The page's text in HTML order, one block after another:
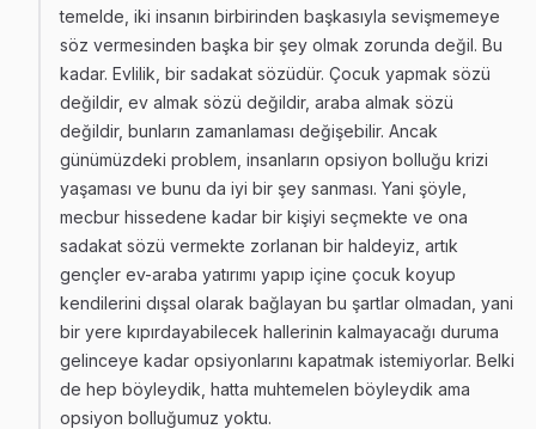
temelde, iki insanın birbirinden başkasıyla sevişmemeye
söz vermesinden başka bir şey olmak zorunda değil. Bu
kadar. Evlilik, bir sadakat sözüdür. Çocuk yapmak sözü
değildir, ev almak sözü değildir, araba almak sözü
değildir, bunların zamanlaması değişebilir. Ancak
günümüzdeki problem, insanların opsiyon bolluğu krizi
yaşaması ve bunu da iyi bir şey sanması. Yani şöyle,
mecbur hissedene kadar bir kişiyi seçmekte ve ona
sadakat sözü vermekte zorlanan bir haldeyiz, artık
gençler ev-araba yatırımı yapıp içine çocuk koyup
kendilerini dışsal olarak bağlayan bu şartlar olmadan, yani
bir yere kıpırdayabilecek hallerinin kalmayacağı duruma
gelinceye kadar opsiyonlarını kapatmak istemiyorlar. Belki
de hep böyleydik, hatta muhtemelen böyleydik ama
opsiyon bolluğumuz yoktu.